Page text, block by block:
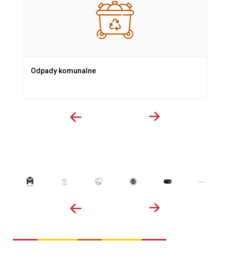
Odpady komunalne